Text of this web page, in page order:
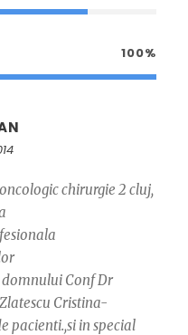
100%
chirurgie 2 cluj,
Conf Dr
Cristina-
pacienti.,si in special